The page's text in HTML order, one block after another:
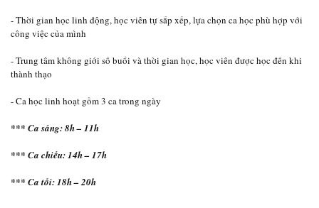
- Thời gian học linh động, học viên tự sắp xếp, lựa chọn ca học phù hợp với
công việc của mình
- Trung tâm không giới số buổi và thời gian học, học viên được học đến khi
thành thạo
- Ca học linh hoạt gồm 3 ca trong ngày
*** Ca sáng: 8h – 11h
*** Ca chiều: 14h – 17h
*** Ca tối: 18h – 20h